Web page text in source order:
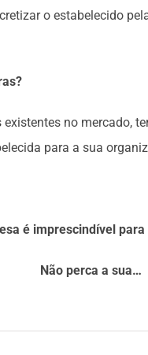
o estabelecido
no mercado,
para a sua
é imprescindível
Não perca a sua…